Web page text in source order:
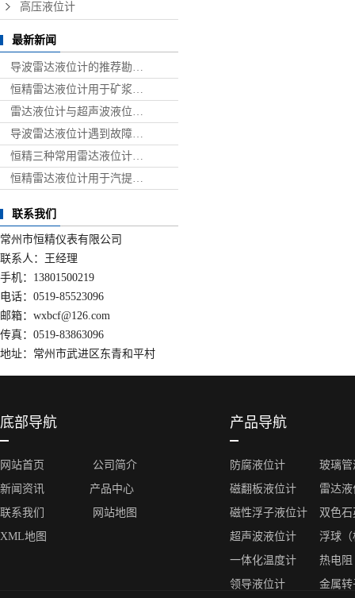
高压液位计
最新新闻
导波雷达液位计的推荐勘…
恒精雷达液位计用于矿浆…
雷达液位计与超声波液位…
导波雷达液位计遇到故障…
恒精三种常用雷达液位计…
恒精雷达液位计用于汽提…
联系我们
常州市恒精仪表有限公司
联系人：王经理
手机：13801500219
电话：0519-85523096
邮箱：wxbcf@126.com
传真：0519-83863096
地址：常州市武进区东青和平村
底部导航
网站首页
公司简介
新闻资讯
产品中心
联系我们
网站地图
XML地图
产品导航
防腐液位计
玻璃
磁翻板液位计
雷达
磁性浮子液位计
双色
超声波液位计
浮球
一体化温度计
热电阻
领导液位计
金属